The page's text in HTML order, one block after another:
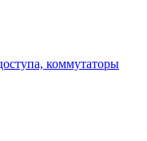
коммутаторы